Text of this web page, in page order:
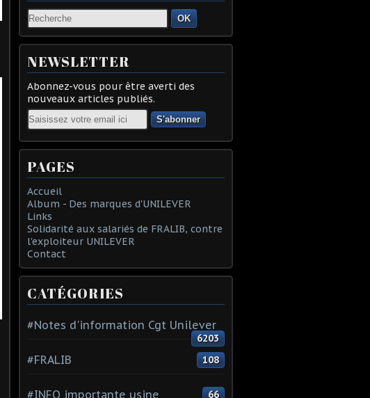
OK
NEWSLETTER
Abonnez-vous pour être averti des
nouveaux articles publiés.
Email
PAGES
Accueil
Album - Des marques d'UNILEVER
Links
Solidarité aux salariés de FRALIB, contre
l'exploiteur UNILEVER
Contact
CATÉGORIES
#Notes d'information Cgt Unilever
6203
#FRALIB 108
#INFO importante usine 66